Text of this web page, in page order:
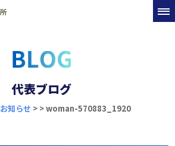
代表ブログ
お知らせ > >woman-570883_1920